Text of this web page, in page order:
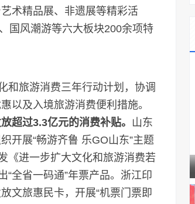
术精品展、非遗展等精彩活
国风潮游等六大板块200余项特
和旅游消费三年行动计划，协调
以及入境旅游消费便利措施。
超过3.3亿元的消费补贴。 山东
开展“畅游齐鲁 乐GO山东”主题
《进一步扩大文化和旅游消费若
“全省一码通”年票产品。浙江印
文旅惠民卡，开展“机票门票即